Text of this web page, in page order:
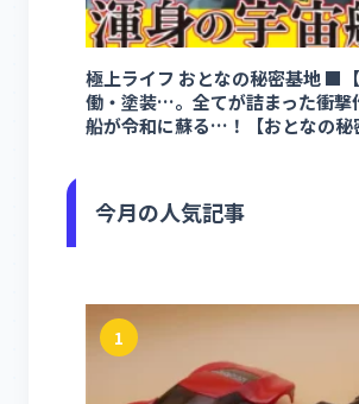
極上ライフ おとなの秘密基地 ■
働・塗装…。全てが詰まった衝撃
船が令和に蘇る…！【おとなの秘
今月の人気記事
1